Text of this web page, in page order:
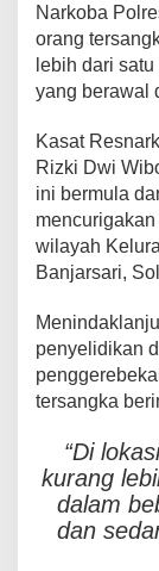
Narkoba
orang
lebih dari
yang berawal
Kasat
Rizki Dwi
ini bermula
wilayah
Banjarsari,
penyelidikan
tersangka
“Di
kurang
dalam
dan